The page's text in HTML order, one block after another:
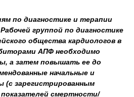
по диагностике и терапии
группой по диагностике
общества кардиологов в
АПФ необходимо
а затем повышать ее до
начальные и
(с зарегистрированным
смертности/